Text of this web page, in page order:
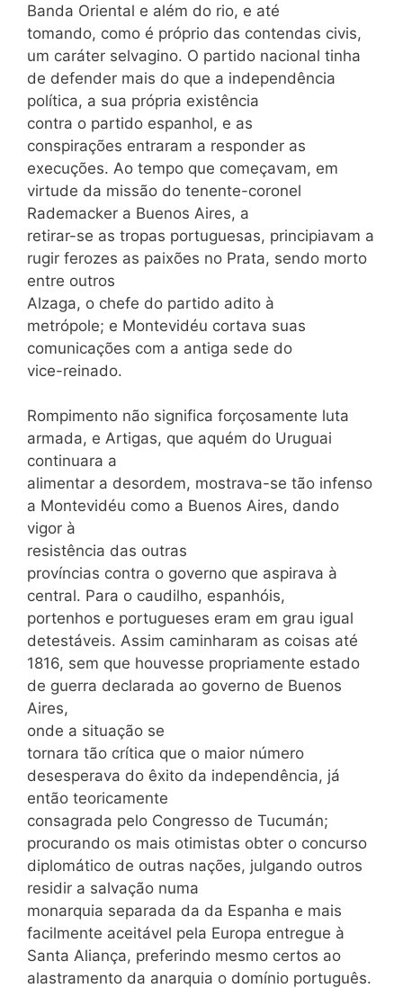
Banda Oriental e além do rio, e até
tomando, como é próprio das contendas civis,
um caráter selvagino. O partido nacional tinha
de defender mais do que a independência
política, a sua própria existência
contra o partido espanhol, e as
conspirações entraram a responder as
execuções. Ao tempo que começavam, em
virtude da missão do tenente-coronel
Rademacker a Buenos Aires, a
retirar-se as tropas portuguesas, principiavam a
rugir ferozes as paixões no Prata, sendo morto
entre outros
Alzaga, o chefe do partido adito à
metrópole; e Montevidéu cortava suas
comunicações com a antiga sede do
vice-reinado.
Rompimento não significa forçosamente luta
armada, e Artigas, que aquém do Uruguai
continuara a
alimentar a desordem, mostrava-se tão infenso
a Montevidéu como a Buenos Aires, dando
vigor à
resistência das outras
províncias contra o governo que aspirava à
central. Para o caudilho, espanhóis,
portenhos e portugueses eram em grau igual
detestáveis. Assim caminharam as coisas até
1816, sem que houvesse propriamente estado
de guerra declarada ao governo de Buenos
Aires,
onde a situação se
tornara tão crítica que o maior número
desesperava do êxito da independência, já
então teoricamente
consagrada pelo Congresso de Tucumán;
procurando os mais otimistas obter o concurso
diplomático de outras nações, julgando outros
residir a salvação numa
monarquia separada da da Espanha e mais
facilmente aceitável pela Europa entregue à
Santa Aliança, preferindo mesmo certos ao
alastramento da anarquia o domínio português.